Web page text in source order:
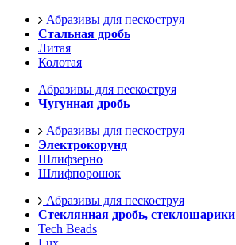
Абразивы для пескоструя
Стальная дробь
Литая
Колотая
Абразивы для пескоструя
Чугунная дробь
Абразивы для пескоструя
Электрокорунд
Шлифзерно
Шлифпорошок
Абразивы для пескоструя
Стеклянная дробь, стеклошарики
Tech Beads